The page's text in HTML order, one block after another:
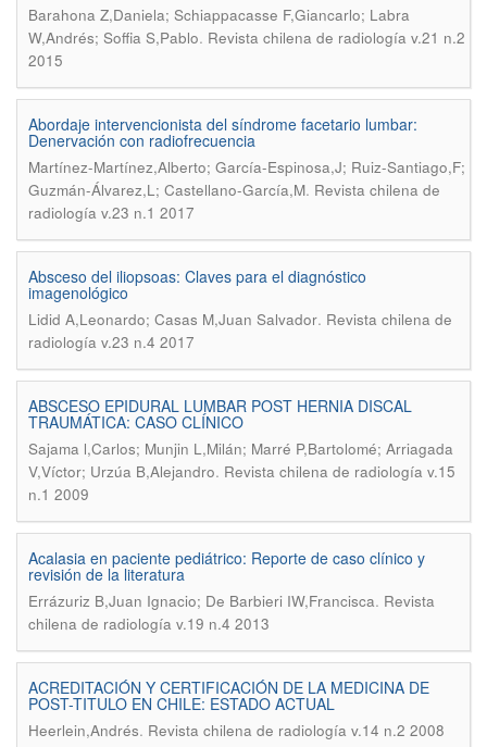
Barahona Z,Daniela; Schiappacasse F,Giancarlo; Labra
W,Andrés; Soffia S,Pablo. Revista chilena de radiología v.21 n.2
2015
Abordaje intervencionista del síndrome facetario lumbar:
Denervación con radiofrecuencia
Martínez-Martínez,Alberto; García-Espinosa,J; Ruiz-Santiago,F;
Guzmán-Álvarez,L; Castellano-García,M. Revista chilena de
radiología v.23 n.1 2017
Absceso del iliopsoas: Claves para el diagnóstico
imagenológico
Lidid A,Leonardo; Casas M,Juan Salvador. Revista chilena de
radiología v.23 n.4 2017
ABSCESO EPIDURAL LUMBAR POST HERNIA DISCAL
TRAUMÁTICA: CASO CLÍNICO
Sajama l,Carlos; Munjin L,Milán; Marré P,Bartolomé; Arriagada
V,Víctor; Urzúa B,Alejandro. Revista chilena de radiología v.15
n.1 2009
Acalasia en paciente pediátrico: Reporte de caso clínico y
revisión de la literatura
Errázuriz B,Juan Ignacio; De Barbieri IW,Francisca. Revista
chilena de radiología v.19 n.4 2013
ACREDITACIÓN Y CERTIFICACIÓN DE LA MEDICINA DE
POST-TITULO EN CHILE: ESTADO ACTUAL
Heerlein,Andrés. Revista chilena de radiología v.14 n.2 2008